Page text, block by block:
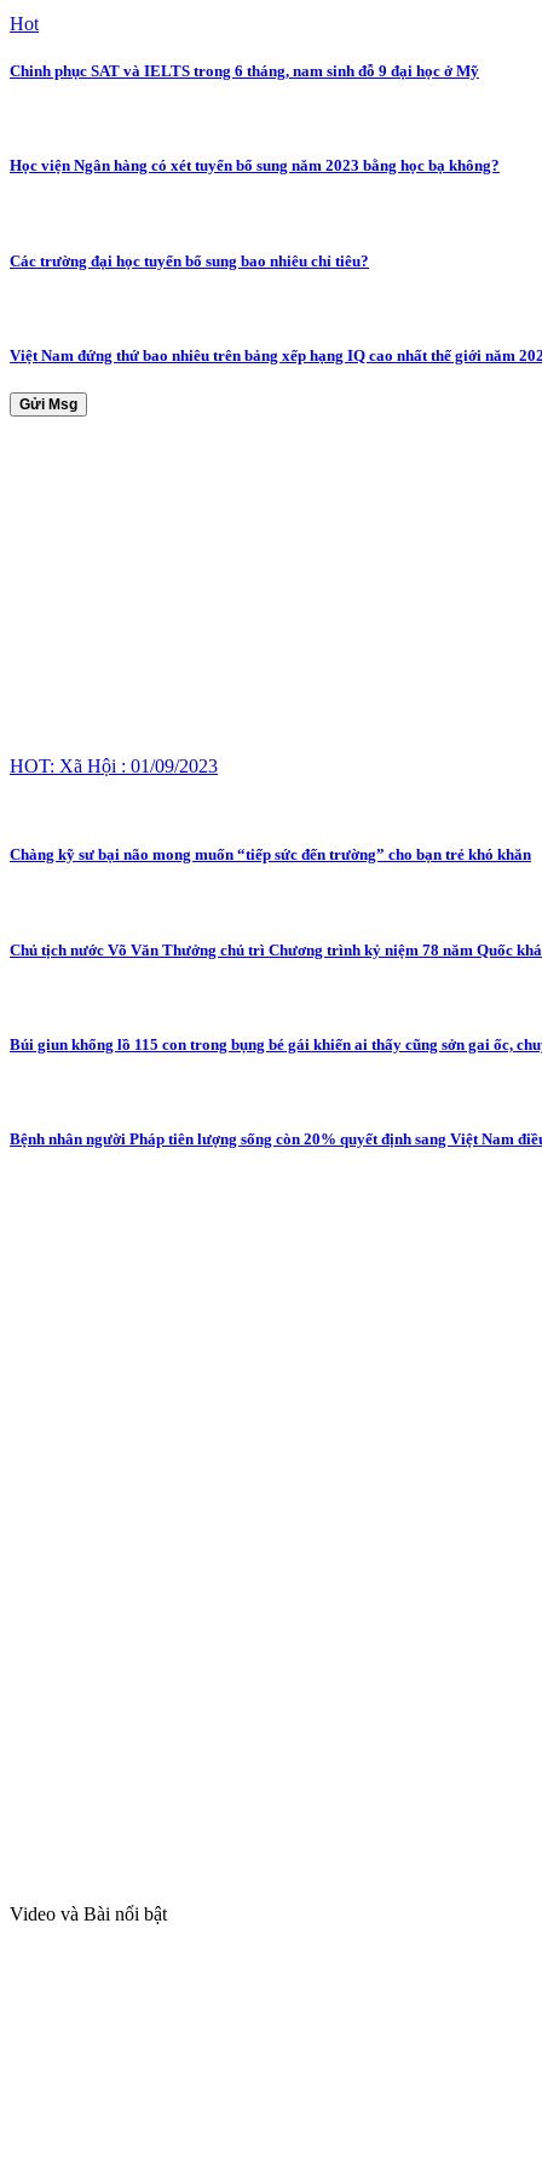
Hot
Chinh phục SAT và IELTS trong 6 tháng, nam sinh đỗ 9 đại học ở Mỹ
Học viện Ngân hàng có xét tuyển bổ sung năm 2023 bằng học bạ không?
Các trường đại học tuyển bổ sung bao nhiêu chỉ tiêu?
Việt Nam đứng thứ bao nhiêu trên bảng xếp hạng IQ cao nhất thế giới năm
Gửi Msg
HOT: Xã Hội : 01/09/2023
Chàng kỹ sư bại não mong muốn “tiếp sức đến trường” cho bạn trẻ khó khăn
Chủ tịch nước Võ Văn Thưởng chủ trì Chương trình kỷ niệm 78 năm Quốc
Búi giun khổng lồ 115 con trong bụng bé gái khiến ai thấy cũng sởn gai ốc,
Bệnh nhân người Pháp tiên lượng sống còn 20% quyết định sang Việt Nam
Video và Bài nổi bật